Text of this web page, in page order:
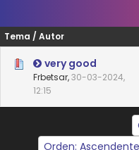
Tema / Autor
very good
Frbetsar,30-03-2024,
12:15